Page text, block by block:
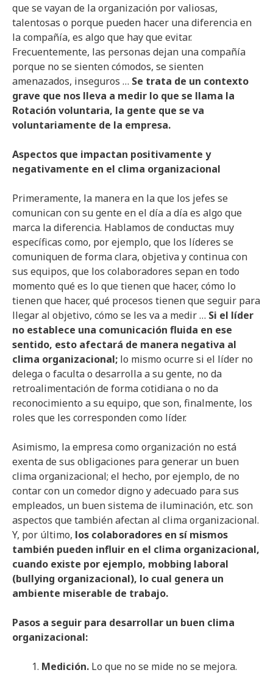
que se vayan de la organización por valiosas,
talentosas o porque pueden hacer una diferencia en
la compañía, es algo que hay que evitar.
Frecuentemente, las personas dejan una compañía
porque no se sienten cómodos, se sienten
amenazados, inseguros … Se trata de un contexto
grave que nos lleva a medir lo que se llama la
Rotación voluntaria, la gente que se va
voluntariamente de la empresa.
Aspectos que impactan positivamente y
negativamente en el clima organizacional
Primeramente, la manera en la que los jefes se
comunican con su gente en el día a día es algo que
marca la diferencia. Hablamos de conductas muy
específicas como, por ejemplo, que los líderes se
comuniquen de forma clara, objetiva y continua con
sus equipos, que los colaboradores sepan en todo
momento qué es lo que tienen que hacer, cómo lo
tienen que hacer, qué procesos tienen que seguir para
llegar al objetivo, cómo se les va a medir … Si el líder
no establece una comunicación fluida en ese
sentido, esto afectará de manera negativa al
clima organizacional; lo mismo ocurre si el líder no
delega o faculta o desarrolla a su gente, no da
retroalimentación de forma cotidiana o no da
reconocimiento a su equipo, que son, finalmente, los
roles que les corresponden como líder.
Asimismo, la empresa como organización no está
exenta de sus obligaciones para generar un buen
clima organizacional; el hecho, por ejemplo, de no
contar con un comedor digno y adecuado para sus
empleados, un buen sistema de iluminación, etc. son
aspectos que también afectan al clima organizacional.
Y, por último, los colaboradores en sí mismos
también pueden influir en el clima organizacional,
cuando existe por ejemplo, mobbing laboral
(bullying organizacional), lo cual genera un
ambiente miserable de trabajo.
Pasos a seguir para desarrollar un buen clima
organizacional:
Medición. Lo que no se mide no se mejora.